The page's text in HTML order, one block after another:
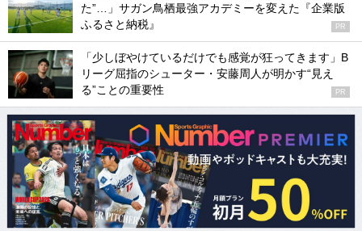
た”…」サガン鳥栖最強アカデミーを変えた『企業版
ふるさと納税』
PR
「少しぼやけているだけでも感覚が狂ってきます」B
リーグ屈指のシューター・安藤周人が明かす“見え
る”ことの重要性
PR